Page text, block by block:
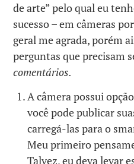
de arte” pelo qual eu
sucesso – em câmeras
geral me agrada, porém
perguntas que precisam
comentários.
A câmera possui
você pode publicar
carregá-las para o
Meu primeiro
Talvez, eu deva levar